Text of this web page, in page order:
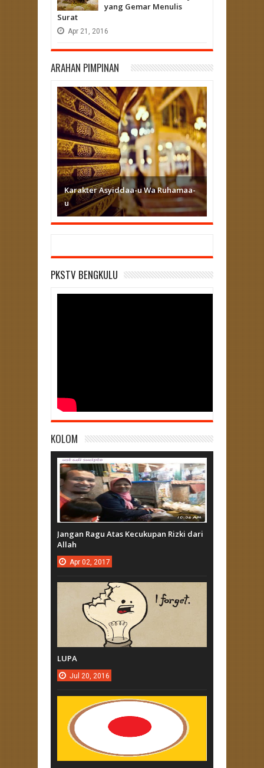
yang Gemar Menulis
Surat
Apr 21, 2016
ARAHAN PIMPINAN
Karakter Asyiddaa-u Wa Ruhamaa-
u
PKSTV BENGKULU
KOLOM
Jangan Ragu Atas Kecukupan Rizki dari
Allah
Apr 02, 2017
LUPA
Jul 20, 2016